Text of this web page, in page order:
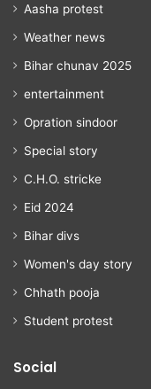
Aasha protest
Weather news
Bihar chunav 2025
entertainment
Opration sindoor
Special story
C.H.O. stricke
Eid 2024
Bihar divs
Women's day story
Chhath pooja
Student protest
Social